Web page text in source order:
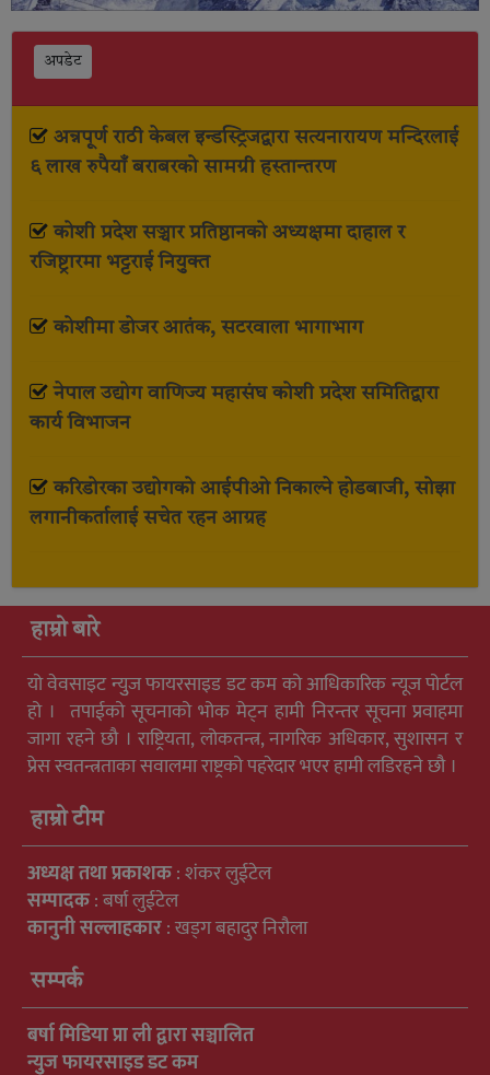
अपडेट
अन्नपूर्ण राठी केबल इन्डस्ट्रिजद्वारा सत्यनारायण मन्दिरलाई
६ लाख रुपैयाँ बराबरको सामग्री हस्तान्तरण
कोशी प्रदेश सञ्चार प्रतिष्ठानको अध्यक्षमा दाहाल र
रजिष्ट्रारमा भट्टराई नियुक्त
कोशीमा डोजर आतंक, सटरवाला भागाभाग
नेपाल उद्योग वाणिज्य महासंघ कोशी प्रदेश समितिद्वारा
कार्य विभाजन
करिडोरका उद्योगको आईपीओ निकाल्ने होडबाजी, सोझा
लगानीकर्तालाई सचेत रहन आग्रह
हाम्रो बारे
यो वेवसाइट न्युुज फायरसाइड डट कम को आधिकारिक न्यूज पोर्टल
हो । तपाईको सूचनाको भोक मेट्न हामी निरन्तर सूचना प्रवाहमा
जागा रहने छौ । राष्ट्रियता, लोकतन्त्र, नागरिक अधिकार, सुशासन र
प्रेस स्वतन्त्रताका सवालमा राष्ट्रको पहरेदार भएर हामी लडिरहने छौ ।
हाम्रो टीम
अध्यक्ष तथा प्रकाशक: शंकर लुईटेल
सम्पादक: बर्षा लुईटेल
कानुनी सल्लाहकार: खड्ग बहादुर निरौला
सम्पर्क
बर्षा मिडिया प्रा ली द्वारा सञ्चालित
न्युुज फायरसाइड डट कम